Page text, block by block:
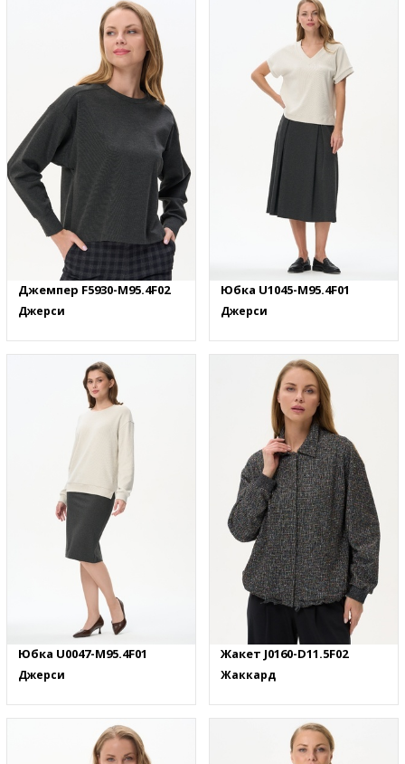
Джемпер F5930-M95.4F02
Джерси
Юбка U1045-M95.4F01
Джерси
Юбка U0047-M95.4F01
Джерси
Жакет J0160-D11.5F02
Жаккард